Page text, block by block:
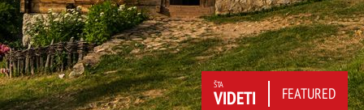
ŠTA
VIDETI FEATURED